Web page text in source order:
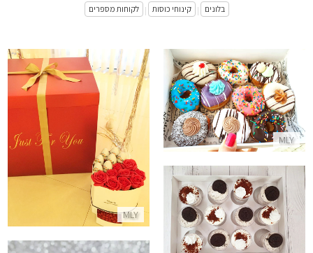
בלונים
| קינוחי כוסות | לקוחות מספרים
MLY
מארז שוקולדים פרחים
התקשר/י
MLY
מארז דונאטס ליום הולדת DONUTS
התקשר/י
מארז קינוחי כוסות לוטוס ואוריאו
התקשר/י